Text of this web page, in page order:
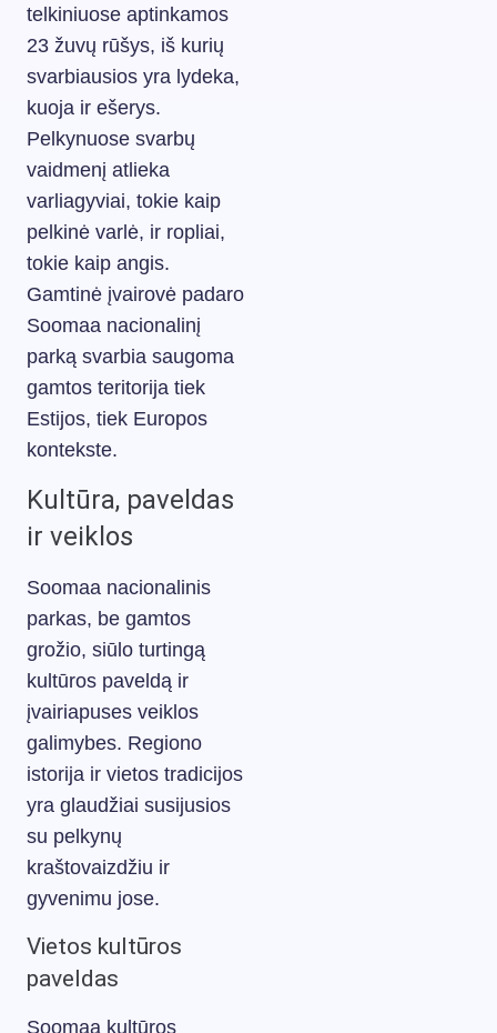
telkiniuose aptinkamos
23 žuvų rūšys, iš kurių
svarbiausios yra lydeka,
kuoja ir ešerys.
Pelkynuose svarbų
vaidmenį atlieka
varliagyviai, tokie kaip
pelkinė varlė, ir ropliai,
tokie kaip angis.
Gamtinė įvairovė padaro
Soomaa nacionalinį
parką svarbia saugoma
gamtos teritorija tiek
Estijos, tiek Europos
kontekste.
Kultūra, paveldas
ir veiklos
Soomaa nacionalinis
parkas, be gamtos
grožio, siūlo turtingą
kultūros paveldą ir
įvairiapuses veiklos
galimybes. Regiono
istorija ir vietos tradicijos
yra glaudžiai susijusios
su pelkynų
kraštovaizdžiu ir
gyvenimu jose.
Vietos kultūros
paveldas
Soomaa kultūros